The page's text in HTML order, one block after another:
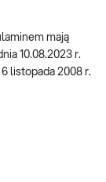
mają
10.08.2023 r.
listopada 2008 r.